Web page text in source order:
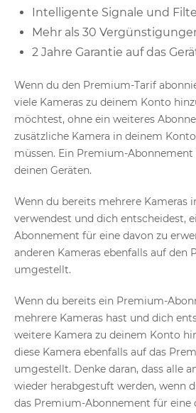
Intelligente Signale und
Mehr als 30
2 Jahre Garantie auf das
Wenn du den Premium-Tarif
viele Kameras zu deinem Konto
möchtest, ohne ein weiteres
zusätzliche Kamera in deinem
müssen. Ein Premium-
deinen Geräten.
Wenn du bereits mehrere Kameras
verwendest und dich entscheidest,
Abonnement für eine davon zu
anderen Kameras ebenfalls auf den
umgestellt.
Wenn du bereits ein Premium-
mehrere Kameras hast und dich
weitere Kamera zu deinem Konto
diese Kamera ebenfalls auf das
umgestellt. Denke daran, dass alle
wieder herabgestuft werden, wenn
das Premium-Abonnement für eine